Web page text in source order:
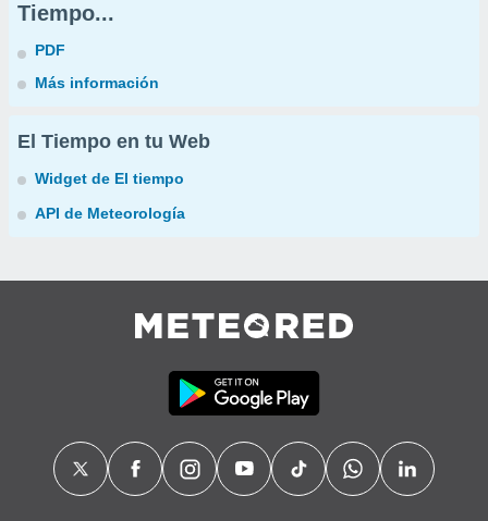
Tiempo...
PDF
Más información
El Tiempo en tu Web
Widget de El tiempo
API de Meteorología